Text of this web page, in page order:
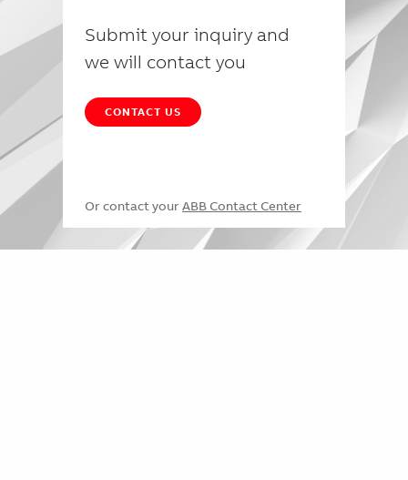
Submit your inquiry and
we will contact you
CONTACT US
Or contact your ABB Contact Center